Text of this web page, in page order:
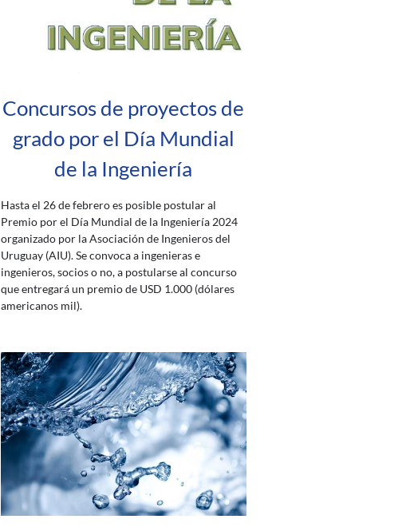
Concursos de proyectos de
grado por el Día Mundial
de la Ingeniería
Hasta el 26 de febrero es posible postular al
Premio por el Día Mundial de la Ingeniería 2024
organizado por la Asociación de Ingenieros del
Uruguay (AIU). Se convoca a ingenieras e
ingenieros, socios o no, a postularse al concurso
que entregará un premio de USD 1.000 (dólares
americanos mil).